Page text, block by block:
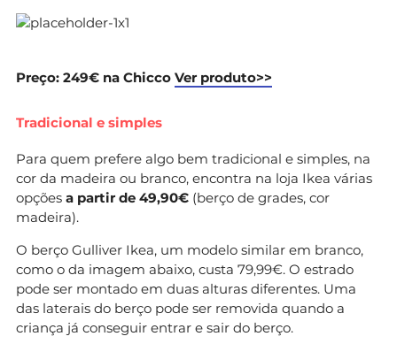
Preço: 249€ na Chicco Ver produto>>
Tradicional e simples
Para quem prefere algo bem tradicional e simples, na
cor da madeira ou branco, encontra na loja Ikea várias
opções a partir de 49,90€ (berço de grades, cor
madeira).
O berço Gulliver Ikea, um modelo similar em branco,
como o da imagem abaixo, custa 79,99€. O estrado
pode ser montado em duas alturas diferentes. Uma
das laterais do berço pode ser removida quando a
criança já conseguir entrar e sair do berço.